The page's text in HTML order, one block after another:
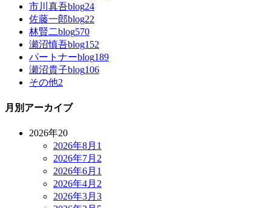
市川真吾blog24
佐藤一郎blog22
林賢二blog570
瀬沼慎吾blog152
パートナーblog189
瀬沼貴子blog106
その他2
月別アーカイブ
2026年20
2026年8月 1
2026年7月 2
2026年6月 1
2026年4月 2
2026年3月 3